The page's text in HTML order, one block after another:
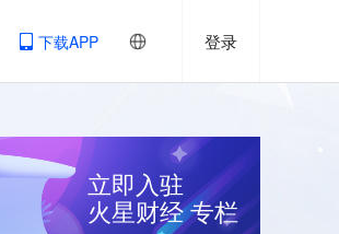
下载APP 登录
立即入驻
火星财经专栏